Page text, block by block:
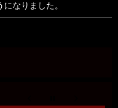
なりました。